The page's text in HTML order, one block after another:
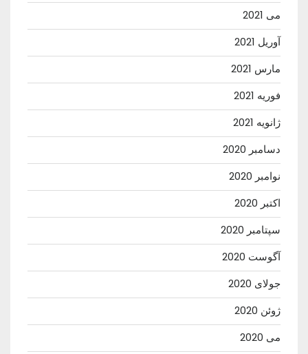
می 2021
آوریل 2021
مارس 2021
فوریه 2021
ژانویه 2021
دسامبر 2020
نوامبر 2020
اکتبر 2020
سپتامبر 2020
آگوست 2020
جولای 2020
ژوئن 2020
می 2020